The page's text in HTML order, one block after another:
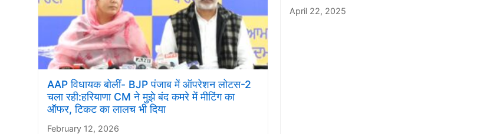
AAP विधायक बोलीं- BJP पंजाब में ऑपरेशन लोटस-2
चला रही:हरियाणा CM ने मुझे बंद कमरे में मीटिंग का
ऑफर, टिकट का लालच भी दिया
February 12, 2026
April 22, 2025